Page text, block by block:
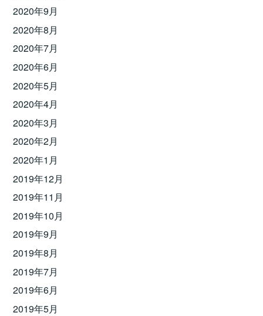
2020年9月
2020年8月
2020年7月
2020年6月
2020年5月
2020年4月
2020年3月
2020年2月
2020年1月
2019年12月
2019年11月
2019年10月
2019年9月
2019年8月
2019年7月
2019年6月
2019年5月